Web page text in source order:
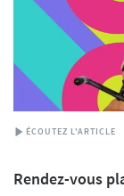
ÉCOUTEZ L'ARTICLE
Rendez-vous